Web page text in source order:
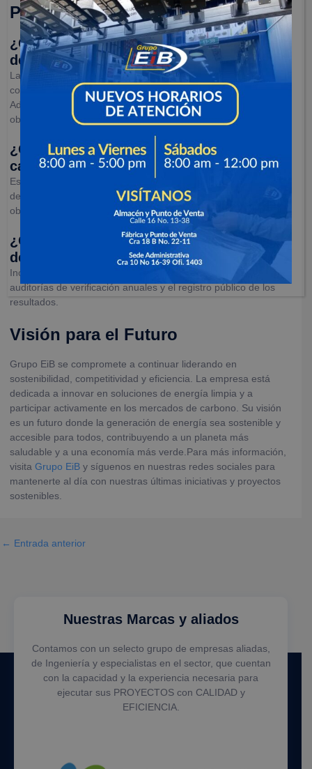
Preguntas Frecuentes
¿Cómo pueden las empresas beneficiarse
de los bonos de carbono?
Las empresas pueden adquirir bonos de carbono para
compensar sus emisiones y evitar impuestos al carbono.
Además, los proyectos que generan estos bonos pueden
obtener ingresos adicionales.
¿Qué es el mercado voluntario de
carbono?
Es un mercado donde empresas e individuos compran bonos
de carbono por motivos de responsabilidad social, sin estar
obligados por regulaciones gubernamentales.
¿Qué implica el proceso de certificación
de un proyecto de energía solar?
Incluye la validación del proyecto antes de su operación,
auditorías de verificación anuales y el registro público de los
resultados.
Visión para el Futuro
Grupo EiB se compromete a continuar liderando en
sostenibilidad, competitividad y eficiencia. La empresa está
dedicada a innovar en soluciones de energía limpia y a
participar activamente en los mercados de carbono. Su visión
es un futuro donde la generación de energía sea sostenible y
accesible para todos, contribuyendo a un planeta más
saludable y a una economía más verde.Para más información,
visita Grupo EiB y síguenos en nuestras redes sociales para
mantenerte al día con nuestras últimas iniciativas y proyectos
sostenibles.
← Entrada anterior
Nuestras Marcas y aliados
Contamos con un selecto grupo de empresas aliadas,
de Ingeniería y especialistas en el sector, que cuentan
con la capacidad y la experiencia necesaria para
ejecutar sus PROYECTOS con CALIDAD y
EFICIENCIA.